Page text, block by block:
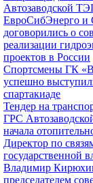
Автозаводской
ЕвроСибЭнерго и
договорились о
реализации
проектов в России
Спортсмены ГК
успешно
спартакиаде
Тендер на
ГРС
начала
Директор по
государственной
Владимир
председателем